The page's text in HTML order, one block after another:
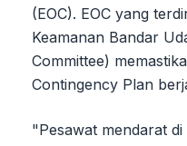
(EOC). EOC yang
Keamanan Bandar
Committee)
Contingency Plan
"Pesawat mendarat